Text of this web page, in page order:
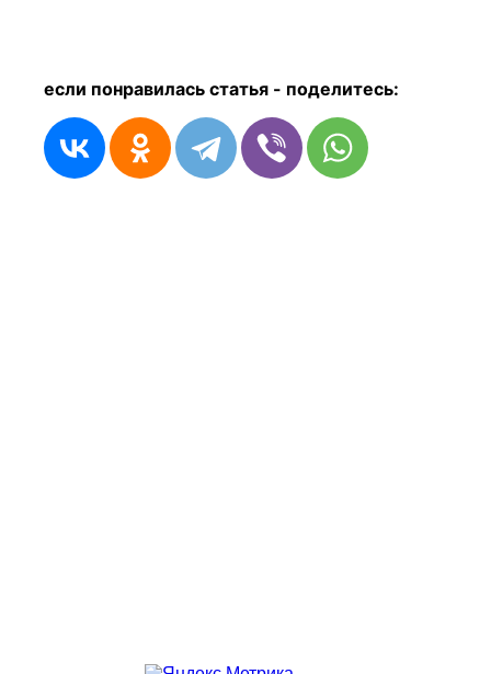
если понравилась статья - поделитесь: